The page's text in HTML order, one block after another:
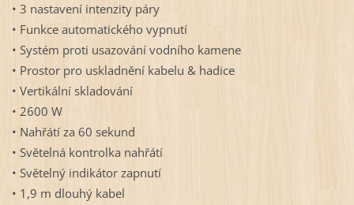
• 3 nastavení intenzity páry
• Funkce automatického vypnutí
• Systém proti usazování vodního kamene
• Prostor pro uskladnění kabelu & hadice
• Vertikální skladování
• 2600 W
• Nahřátí za 60 sekund
• Světelná kontrolka nahřátí
• Světelný indikátor zapnutí
• 1,9 m dlouhý kabel